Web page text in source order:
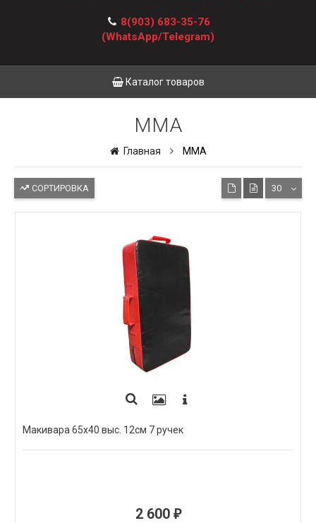
8(903) 683-35-76
(WhatsApp/Telegram)
Каталог товаров
MMA
Главная MMA
СОРТИРОВКА 30
Макивара 65х40 выс. 12см 7 ручек
2 600 ₽